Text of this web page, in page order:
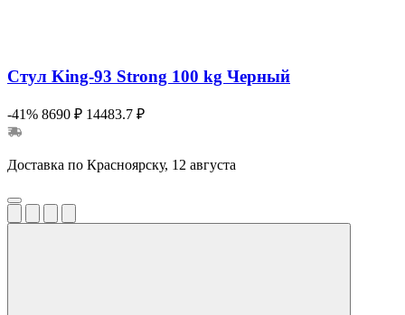
Стул King-93 Strong 100 kg Черный
-41% 8690 ₽ 14483.7 ₽
Доставка по Красноярску, 12 августа